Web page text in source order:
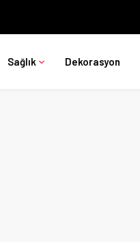
Sağlık Dekorasyon